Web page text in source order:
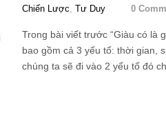
Chiến Lược, Tư Duy 0
Trong bài viết trước “Giàu có là
bao gồm cả 3 yếu tố: thời gian,
chúng ta sẽ đi vào 2 yếu tố đó